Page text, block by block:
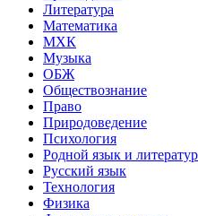
Литература
Математика
МХК
Музыка
ОБЖ
Обществознание
Право
Природоведение
Психология
Родной язык и
Русский язык
Технология
Физика